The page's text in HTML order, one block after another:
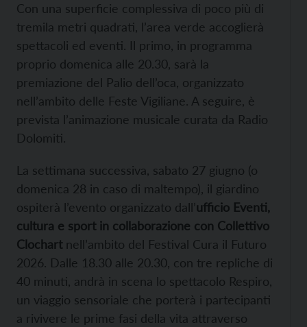
Con una superficie complessiva di poco più di
tremila metri quadrati, l’area verde accoglierà
spettacoli ed eventi. Il primo, in programma
proprio domenica alle 20.30, sarà la
premiazione del Palio dell’oca, organizzato
nell’ambito delle Feste Vigiliane. A seguire, è
prevista l’animazione musicale curata da Radio
Dolomiti.
La settimana successiva, sabato 27 giugno (o
domenica 28 in caso di maltempo), il giardino
ospiterà l’evento organizzato dall’ufficio Eventi,
cultura e sport in collaborazione con Collettivo
Clochartnell’ambito del Festival Cura il Futuro
2026. Dalle 18.30 alle 20.30, con tre repliche di
40 minuti, andrà in scena lo spettacolo Respiro,
un viaggio sensoriale che porterà i partecipanti
a rivivere le prime fasi della vita attraverso